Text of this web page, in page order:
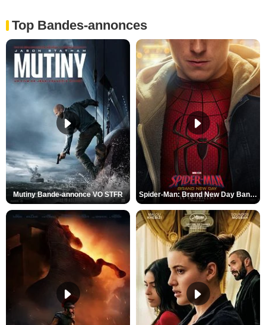
Top Bandes-annonces
Mutiny Bande-annonce VO STFR Spider-Man: Brand New Day Bande-annonce VO STFR